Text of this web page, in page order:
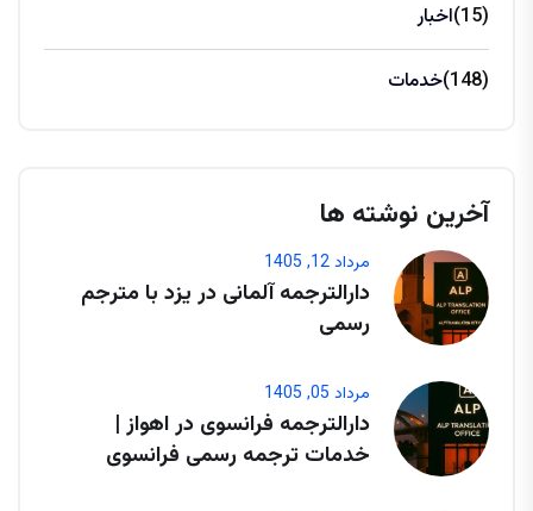
اخبار (15)
خدمات (148)
آخرین نوشته ها
مرداد 12, 1405
دارالترجمه آلمانی در یزد با مترجم
رسمی
مرداد 05, 1405
دارالترجمه فرانسوی در اهواز |
خدمات ترجمه رسمی فرانسوی